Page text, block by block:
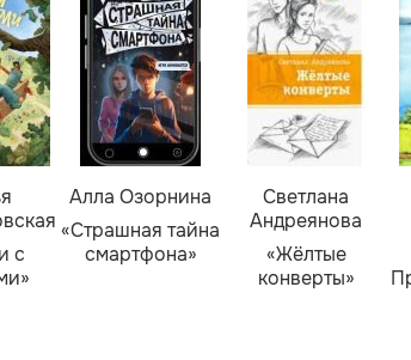
с
Алла Озорнина
«Страшная тайна
смартфона»
Светлана
Андреянова
«Жёлтые
конверты»